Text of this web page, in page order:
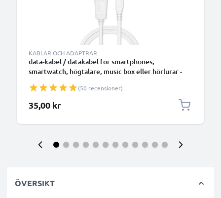
KABLAR OCH ADAPTRAR
data-kabel / datakabel för smartphones,
smartwatch, högtalare, music box eller hörlurar -
(50 recensioner)
35,00 kr
ÖVERSIKT